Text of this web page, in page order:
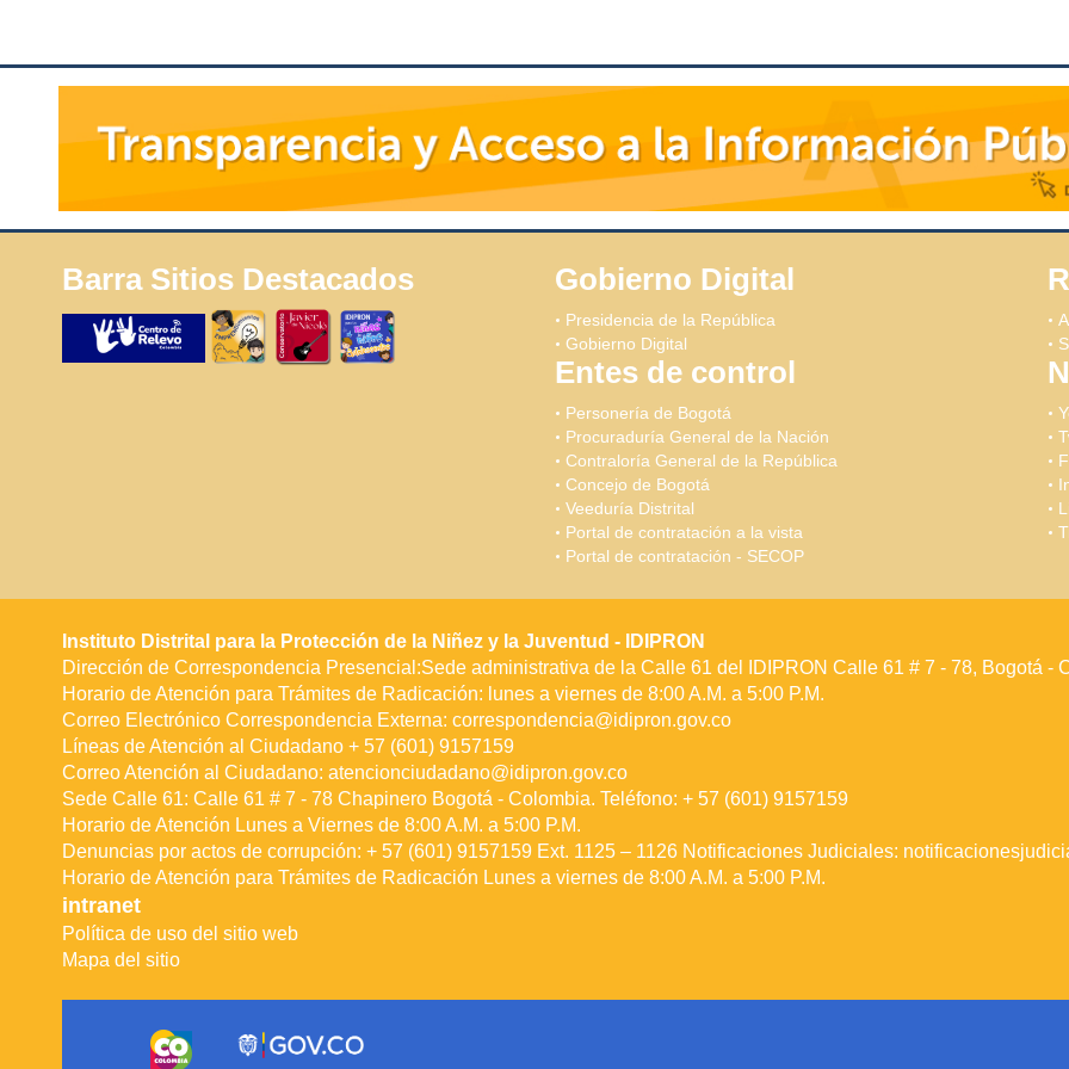
Barra Sitios Destacados Gobierno Digital
Presidencia de la República
Gobierno Digital
Entes de control
Personería de Bogotá
Procuraduría General de la Nación
Contraloría General de la República
Concejo de Bogotá
Veeduría Distrital
Portal de contratación a la vista
Portal de contratación - SECOP
Instituto Distrital para la Protección de la Niñez y la Juventud - IDIPRON
Dirección de Correspondencia Presencial:Sede administrativa de la Calle 61 del IDIPRON Calle 61 # 7 - 78, Bogotá -
Horario de Atención para Trámites de Radicación: lunes a viernes de 8:00 A.M. a 5:00 P.M.
Correo Electrónico Correspondencia Externa: correspondencia@idipron.gov.co
Líneas de Atención al Ciudadano + 57 (601) 9157159
Correo Atención al Ciudadano: atencionciudadano@idipron.gov.co
Sede Calle 61: Calle 61 # 7 - 78 Chapinero Bogotá - Colombia. Teléfono: + 57 (601) 9157159
Horario de Atención Lunes a Viernes de 8:00 A.M. a 5:00 P.M.
Denuncias por actos de corrupción: + 57 (601) 9157159 Ext. 1125 – 1126 Notificaciones Judiciales:
Horario de Atención para Trámites de Radicación Lunes a viernes de 8:00 A.M. a 5:00 P.M.
intranet
Política de uso del sitio web
Mapa del sitio